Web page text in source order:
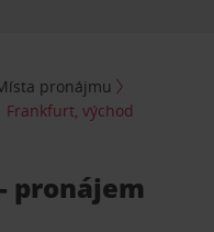
pronájmu
Frankfurt, východ
pronájem